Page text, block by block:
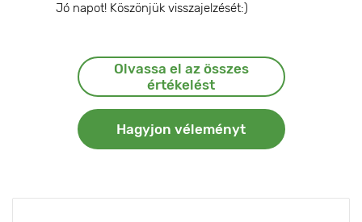
Jó napot! Köszönjük visszajelzését:)
Olvassa el az összes
értékelést
Hagyjon véleményt